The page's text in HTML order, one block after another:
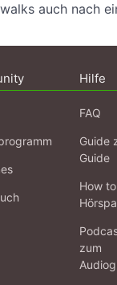
auch nach
Hilfe
FAQ
Guide
Guide
How to
zum